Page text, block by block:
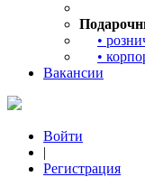
•
•
Вакансии
Войти
|
Регистрация